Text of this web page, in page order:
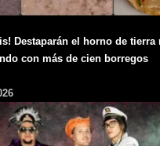
Destaparán el horno de tierra
con más de cien borregos